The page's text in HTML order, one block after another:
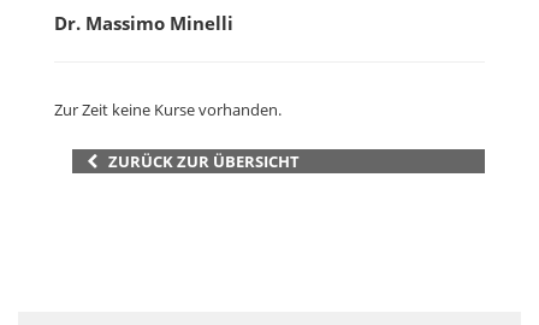
Dr. Massimo Minelli
Zur Zeit keine Kurse vorhanden.
ZURÜCK ZUR ÜBERSICHT